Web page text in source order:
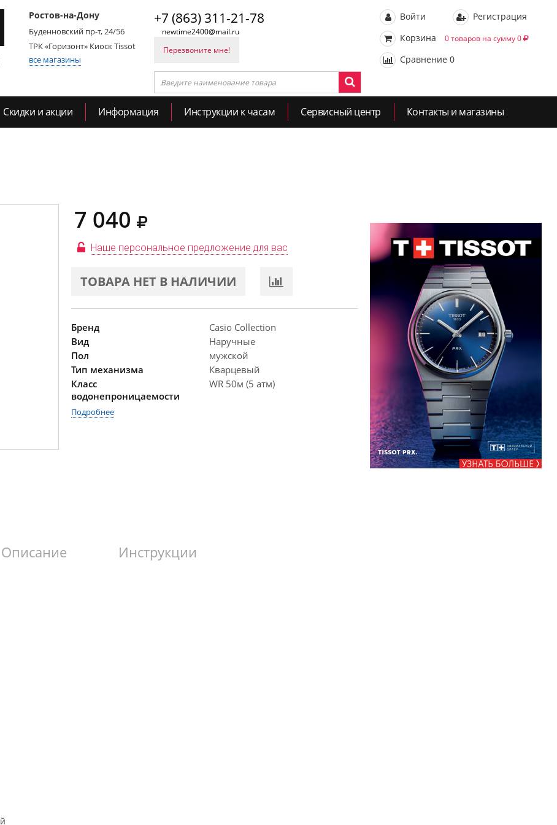
Ростов-на-Дону
Буденновский пр-т, 24/56
ТРК «Горизонт» Киоск Tissot
все магазины
+7 (863) 311-21-78
newtime2400@mail.ru
Перезвоните мне!
Войти
Регистрация
Корзина
0 товаров на сумму 0
Сравнение 0
Скидки и акции Информация Инструкции к часам Сервисный центр Контакты и магазины
7 040
Наше персональное предложение для вас
ТОВАРА НЕТ В НАЛИЧИИ
Бренд
Casio Collection
Вид
Наручные
Пол
мужской
Тип механизма
Кварцевый
Класс
водонепроницаемости
WR 50м (5 атм)
Подробнее
Описание Инструкции